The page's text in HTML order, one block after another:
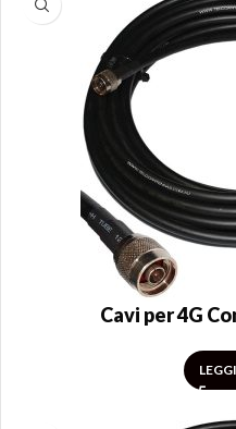
Cavi per 4G